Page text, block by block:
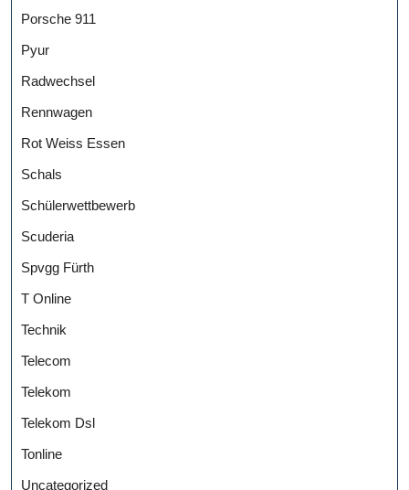
Porsche 911
Pyur
Radwechsel
Rennwagen
Rot Weiss Essen
Schals
Schülerwettbewerb
Scuderia
Spvgg Fürth
T Online
Technik
Telecom
Telekom
Telekom Dsl
Tonline
Uncategorized